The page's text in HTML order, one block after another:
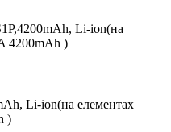
Li-ion(на елементах
)